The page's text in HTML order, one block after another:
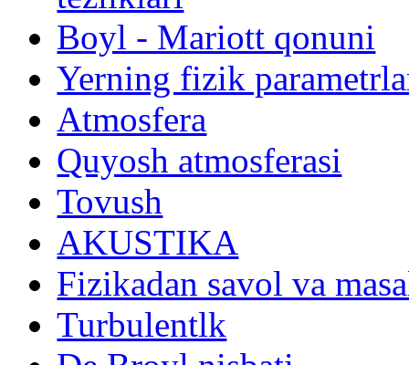
Boyl - Mariott qonuni
Yerning fizik
Atmosfera
Quyosh atmosferasi
Tovush
АKUSTIKА
Fizikadan savol va
Turbulentlk